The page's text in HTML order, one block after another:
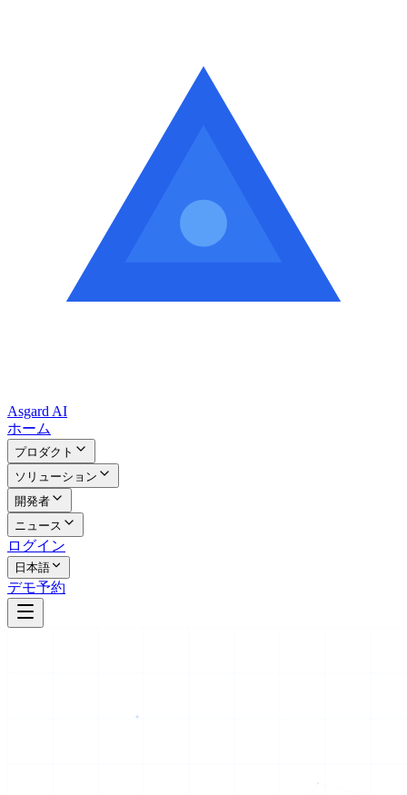
Asgard AI
ホーム
プロダクト
ソリューション
開発者
ニュース
ログイン
日本語
デモ予約